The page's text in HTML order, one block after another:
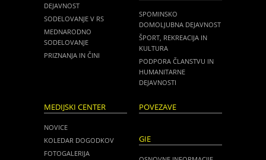
DEJAVNOST
SODELOVANJE V RS
MEDNARODNO
SODELOVANJE
PRIZNANJA IN ČINI
SPOMINSKO
DOMOLJUBNA DEJAVNOST
ŠPORT, REKREACIJA IN
KULTURA
PODPORA ČLANSTVU IN
HUMANITARNE
DEJAVNOSTI
MEDIJSKI CENTER
NOVICE
KOLEDAR DOGODKOV
FOTOGALERIJA
POVEZAVE
GIE